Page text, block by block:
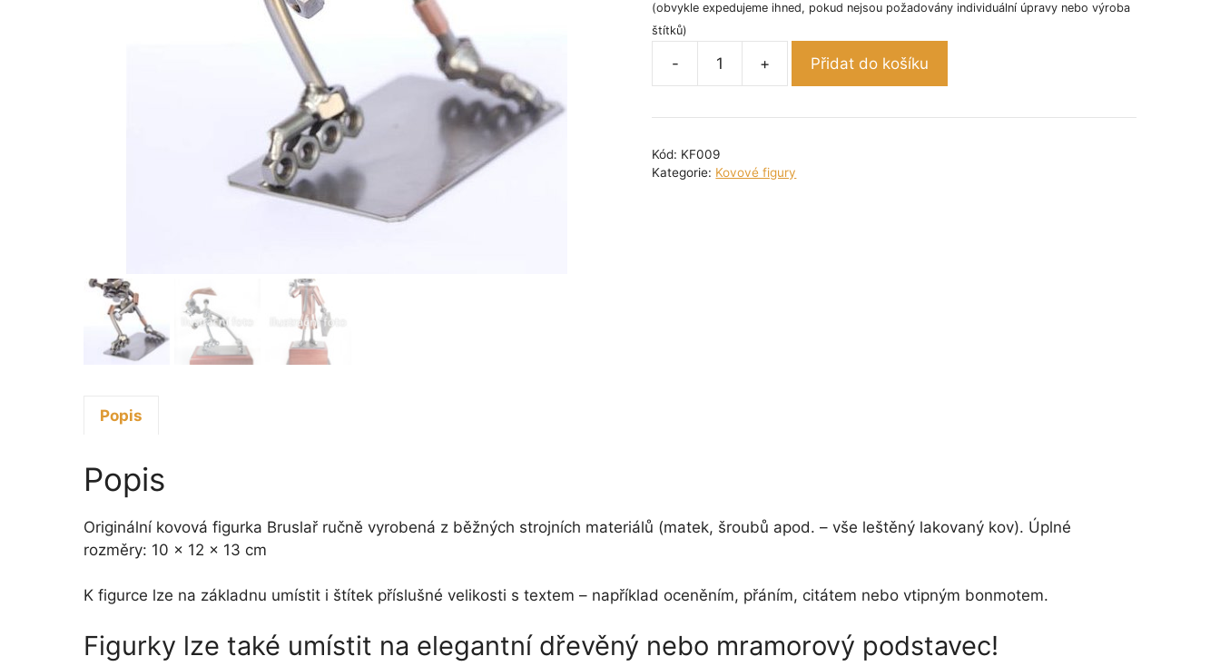
(obvykle expedujeme ihned, pokud nejsou požadovány individuální úpravy nebo výroba
štítků)
-
-
13
+ Přidat do košíku
Kód: KF009
Kategorie: Kovové figury
Popis
Popis
Originální kovová figurka Bruslař ručně vyrobená z běžných strojních materiálů (matek, šroubů apod. – vše leštěný lakovaný kov). Úplné
rozměry: 10 x 12 x 13 cm
K figurce lze na základnu umístit i štítek příslušné velikosti s textem – například oceněním, přáním, citátem nebo vtipným bonmotem.
Figurky lze také umístit na elegantní dřevěný nebo mramorový podstavec!